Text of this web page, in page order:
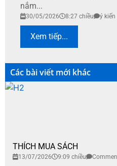
nắm...
30/05/2026 8:27 chiều ý kiến
Xem tiếp...
Các bài viết mới khác
THÍCH MUA SÁCH
13/07/2026 9:09 chiều